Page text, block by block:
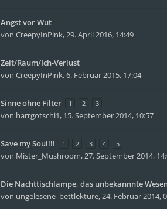
Angst vor Wut
von CreepyInPink,29. April 2016, 14:49
Zeit/Raum/Ich-Verlust
von CreepyInPink,6. Februar 2015, 17:04
Sinne ohne Filter 1 2 3
von harrgotschi1, 15. September 2014, 10:57
Save my Soul!!! 1 2 3 4 5
von Mister_Mushroom,27. September 2014,
Die Nachttischlampe, das unbekannnte
von ungelesene_bettlektüre,24. Februar 2014,